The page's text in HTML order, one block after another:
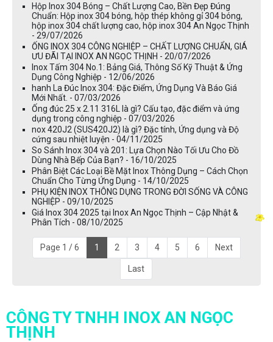
Hộp Inox 304 Bóng – Chất Lượng Cao, Bền Đẹp Đúng
Chuẩn: Hộp inox 304 bóng, hộp thép không gỉ 304 bóng,
hộp inox 304 chất lượng cao, hộp inox 304 An Ngọc Thịnh
- 29/07/2026
ỐNG INOX 304 CÔNG NGHIỆP – CHẤT LƯỢNG CHUẨN, GIÁ
ƯU ĐÃI TẠI INOX AN NGỌC THỊNH - 20/07/2026
Inox Tấm 304 No.1: Bảng Giá, Thông Số Kỹ Thuật & Ứng
Dụng Công Nghiệp - 12/06/2026
hanh La Đúc Inox 304: Đặc Điểm, Ứng Dụng Và Báo Giá
Mới Nhất. - 07/03/2026
Ống đúc 25 x 2.11 316L là gì? Cấu tạo, đặc điểm và ứng
dụng trong công nghiệp - 07/03/2026
nox 420J2 (SUS420J2) là gì? Đặc tính, Ứng dụng và Độ
cứng sau nhiệt luyện - 04/11/2025
So Sánh Inox 304 và 201: Lựa Chọn Nào Tối Ưu Cho Đồ
Dùng Nhà Bếp Của Bạn? - 16/10/2025
Phân Biệt Các Loại Bề Mặt Inox Thông Dụng – Cách Chọn
Chuẩn Cho Từng Ứng Dụng - 14/10/2025
PHỤ KIỆN INOX THÔNG DỤNG TRONG ĐỜI SỐNG VÀ CÔNG
NGHIỆP - 09/10/2025
Giá Inox 304 2025 tại Inox An Ngọc Thịnh – Cập Nhật &
Phân Tích - 08/10/2025
Page 1 / 6 1 2 3 4 5 6 Next
Last
CÔNG TY TNHH INOX AN NGỌC
THỊNH